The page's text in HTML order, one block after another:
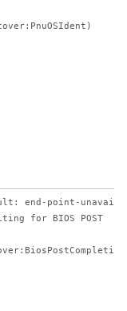
end-point-
for BIOS POST